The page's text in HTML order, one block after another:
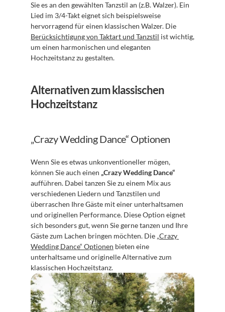
Sie es an den gewählten Tanzstil an (z.B. Walzer). Ein
Lied im 3/4-Takt eignet sich beispielsweise
Berücksichtigung von Taktart und Tanzstil ist wichtig,
um einen harmonischen und eleganten
Hochzeitstanz zu gestalten.
Alternativen zum klassischen
Hochzeitstanz
„Crazy Wedding Dance“ Optionen
Wenn Sie es etwas unkonventioneller mögen,
können Sie auch einen „Crazy Wedding Dance“
aufführen. Dabei tanzen Sie zu einem Mix aus
verschiedenen Liedern und Tanzstilen und
überraschen Ihre Gäste mit einer unterhaltsamen
und originellen Performance. Diese Option eignet
sich besonders gut, wenn Sie gerne tanzen und Ihre
Gäste zum Lachen bringen möchten. Die „Crazy
Wedding Dance“ Optionen bieten eine
unterhaltsame und originelle Alternative zum
klassischen Hochzeitstanz.